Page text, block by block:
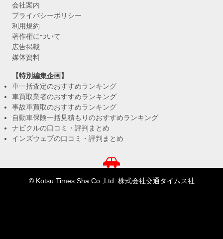
会社案内
プライバシーポリシー
利用規約
著作権について
広告掲載
媒体資料
【特別編集企画】
車一括査定のおすすめランキング
車買取業者のおすすめランキング
事故車買取のおすすめランキング
自動車保険一括見積もりのおすすめランキング
ナビクルの口コミ・評判まとめ
インズウェブの口コミ・評判まとめ
© Kotsu Times Sha Co.,Ltd. 株式会社交通タイムス社